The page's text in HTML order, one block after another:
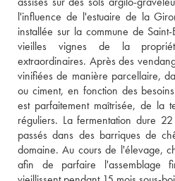
l'influence de l'estuaire de la
installée sur la commune de
vieilles vignes de la
extraordinaires. Après des
vinifiées de manière parcellaire,
ou ciment, en fonction des
est parfaitement maîtrisée, de la
réguliers. La fermentation dure
passés dans des barriques de
domaine. Au cours de l'élevage,
afin de parfaire l'assemblage